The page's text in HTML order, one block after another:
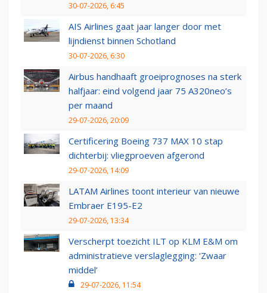
30-07-2026, 6:45
AIS Airlines gaat jaar langer door met
lijndienst binnen Schotland
30-07-2026, 6:30
Airbus handhaaft groeiprognoses na sterk
halfjaar: eind volgend jaar 75 A320neo’s
per maand
29-07-2026, 20:09
Certificering Boeing 737 MAX 10 stap
dichterbij: vliegproeven afgerond
29-07-2026, 14:09
LATAM Airlines toont interieur van nieuwe
Embraer E195-E2
29-07-2026, 13:34
Verscherpt toezicht ILT op KLM E&M om
administratieve verslaglegging: ‘Zwaar
middel’
29-07-2026, 11:54